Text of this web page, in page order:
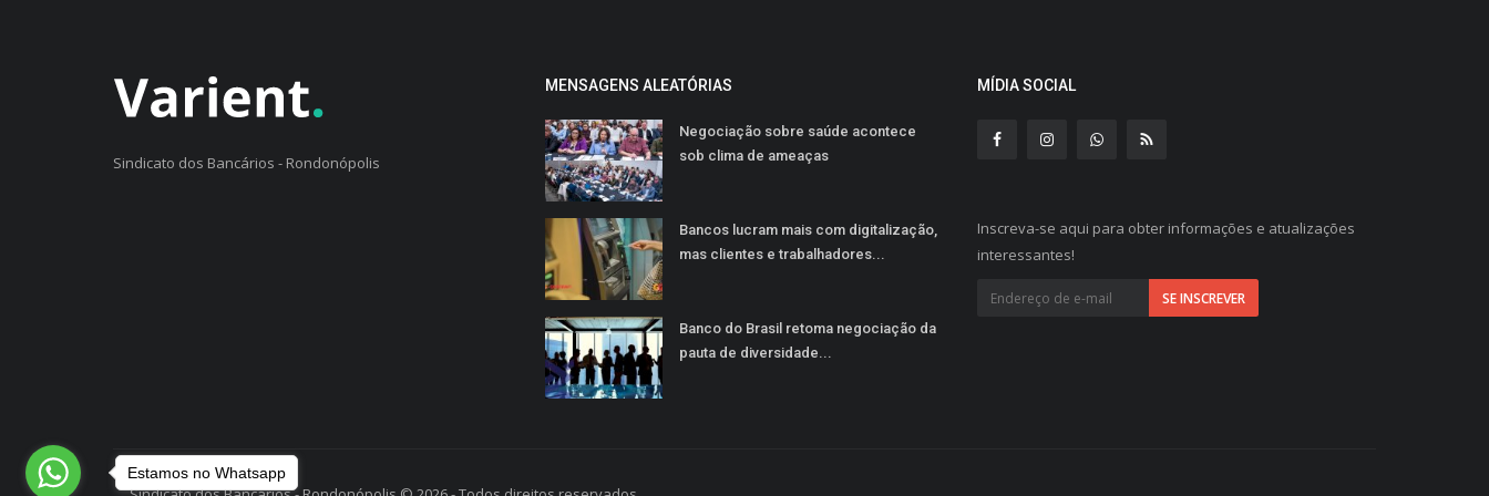
Sindicato dos Bancários - Rondonópolis
MENSAGENS ALEATÓRIAS
Negociação sobre saúde acontece
sob clima de ameaças
Bancos lucram mais com digitalização,
mas clientes e trabalhadores...
Banco do Brasil retoma negociação da
pauta de diversidade...
MÍDIA SOCIAL
Inscreva-se aqui para obter informações e atualizações
interessantes!
Estamos no Whatsapp